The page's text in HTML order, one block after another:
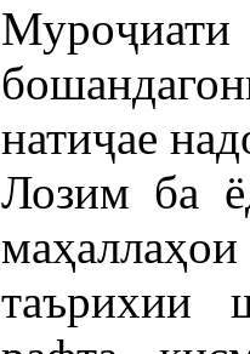
натиҷае
Лозим ба
таърихии